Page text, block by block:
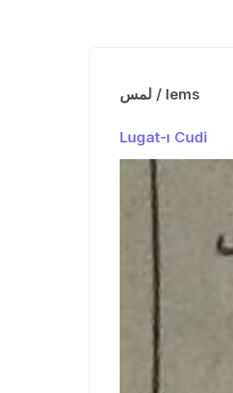
لمس / lems
Lugat-ı Cudi